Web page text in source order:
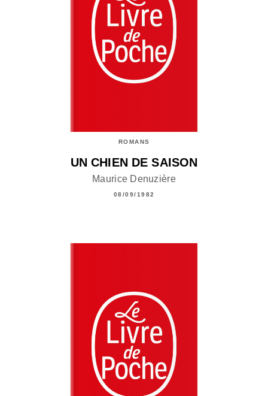
ROMANS
UN CHIEN DE SAISON
Maurice Denuzière
08/09/1982